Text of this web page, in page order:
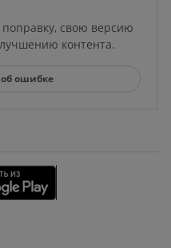
свою версию
контента.
ошибке